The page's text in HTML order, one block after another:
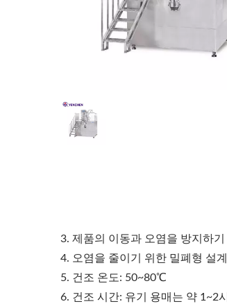
3. 제품의 이동과 오염을 방지하
4. 오염을 줄이기 위한 밀폐형 설
5. 건조 온도: 50~80℃
6. 건조 시간: 유기 용매는 약 1~2